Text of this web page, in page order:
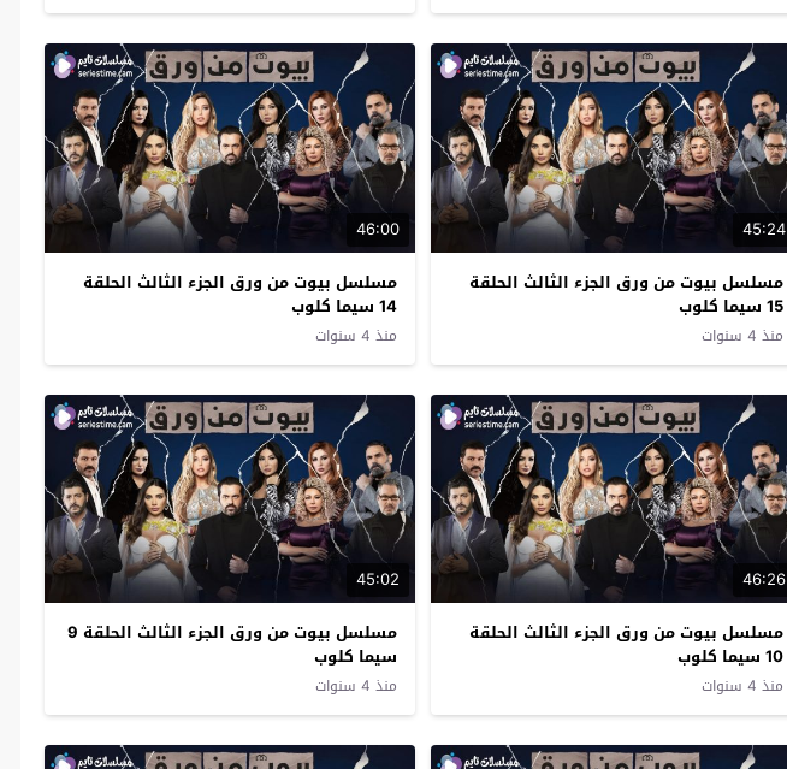
45:24
مسلسل بيوت من ورق الجزء الثالث الحلقة
15 سيما كلوب
منذ 4 سنوات
46:00
مسلسل بيوت من ورق الجزء الثالث الحلقة
14 سيما كلوب
منذ 4 سنوات
46:26
مسلسل بيوت من ورق الجزء الثالث الحلقة
10 سيما كلوب
منذ 4 سنوات
45:02
مسلسل بيوت من ورق الجزء الثالث الحلقة 9
سيما كلوب
منذ 4 سنوات